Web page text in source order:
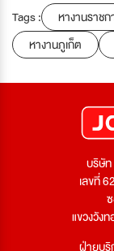
Tags : หางานราชก
หางานภูเก็ต
บริษั
เลขที่
แขวงวัง
ฝ่ายบริ